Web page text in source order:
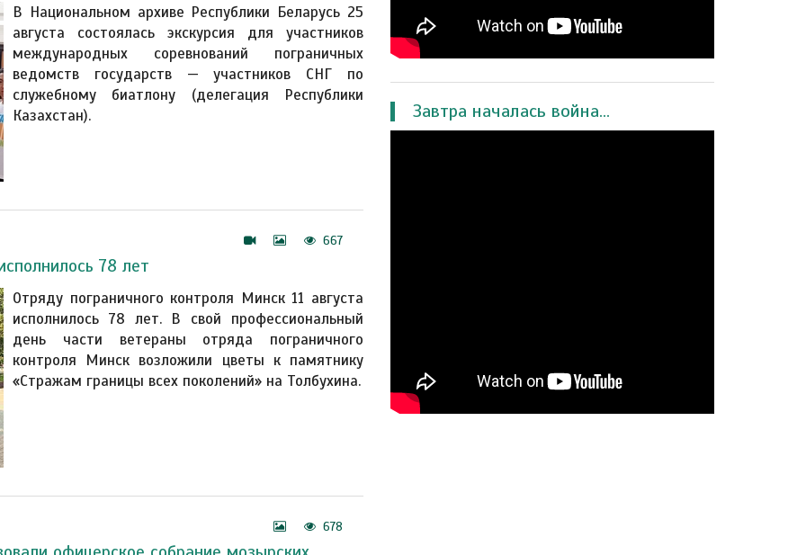
В Национальном архиве Республики Беларусь 25
августа состоялась экскурсия для участников
международных соревнований пограничных
ведомств государств — участников СНГ по
служебному биатлону (делегация Республики
Казахстан).
667
78 лет
Отряду пограничного контроля Минск 11 августа
исполнилось 78 лет. В свой профессиональный
день части ветераны отряда пограничного
контроля Минск возложили цветы к памятнику
«Стражам границы всех поколений» на Толбухина.
678
Завтра началась война...